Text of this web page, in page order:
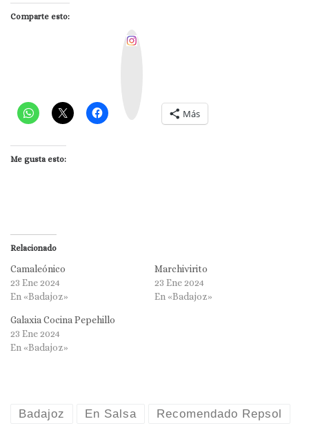
Comparte esto:
Más
Me gusta esto:
Relacionado
Camaleónico
23 Ene 2024
En «Badajoz»
Marchivirito
23 Ene 2024
En «Badajoz»
Galaxia Cocina Pepehillo
23 Ene 2024
En «Badajoz»
Badajoz En Salsa Recomendado Repsol